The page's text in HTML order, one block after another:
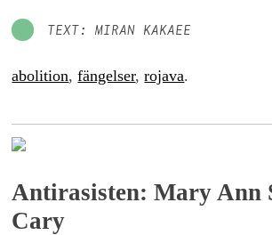
TEXT: MIRAN KAKAEE
abolition,fängelser,rojava.
Antirasisten: Mary Ann
Cary